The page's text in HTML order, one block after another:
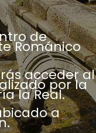
de
Románico
acceder al
por la
la Real.
a